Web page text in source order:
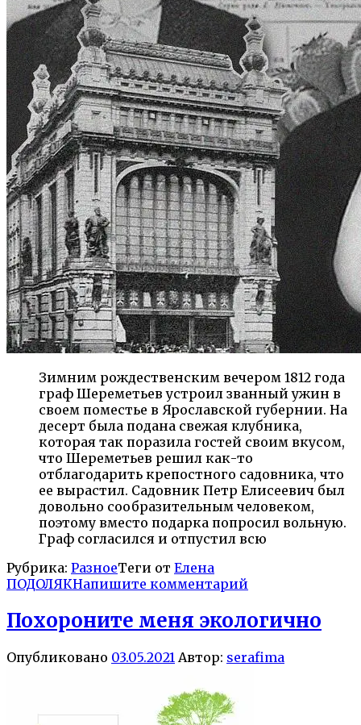
Зимним рождественским вечером 1812 года
граф Шереметьев устроил званный ужин в
своем поместье в Ярославской губернии. На
десерт была подана свежая клубника,
которая так поразила гостей своим вкусом,
что Шереметьев решил как-то
отблагодарить крепостного садовника, что
ее вырастил. Садовник Петр Елисеевич был
довольно сообразительным человеком,
поэтому вместо подарка попросил вольную.
Граф согласился и отпустил всю
Рубрика: РазноеТеги от Елена
ПОДОЛЯКНапишите комментарий
Похороните меня экологично
Опубликовано 03.05.2021 Автор: serafima